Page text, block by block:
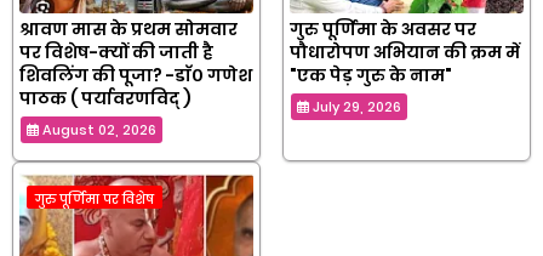
श्रावण मास के प्रथम सोमवार
पर विशेष-क्यों की जाती है
शिवलिंग की पूजा? -डाॅ० गणेश
पाठक ( पर्यावरणविद् )
August 02, 2026
गुरु पूर्णिमा के अवसर पर
पौधारोपण अभियान की क्रम में
"एक पेड़ गुरु के नाम"
July 29, 2026
गुरु पूर्णिमा पर विशेष